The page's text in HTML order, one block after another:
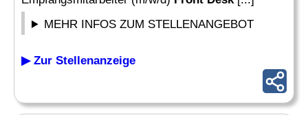
MEHR INFOS ZUM STELLENANGEBOT
▶ Zur Stellenanzeige